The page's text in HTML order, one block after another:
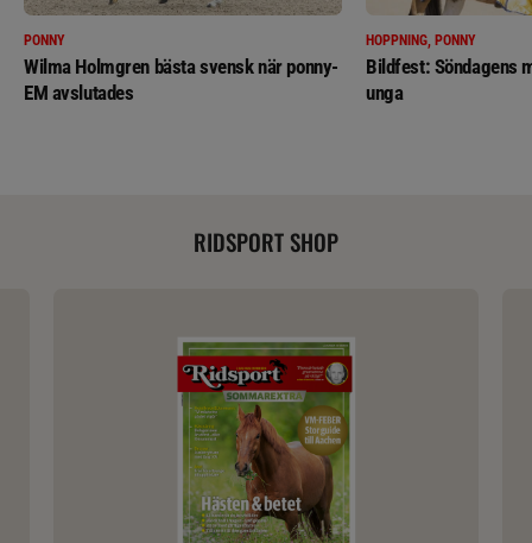
PONNY
Wilma Holmgren bästa svensk när ponny-
EM avslutades
HOPPNING, PONNY
Bildfest: Söndagens
unga
RIDSPORT SHOP